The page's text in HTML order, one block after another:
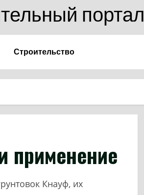
портал
Строительство
применение
Кнауф, их